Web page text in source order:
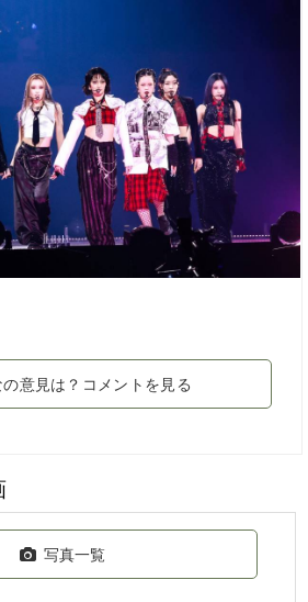
意見は？コメントを見る
写真一覧